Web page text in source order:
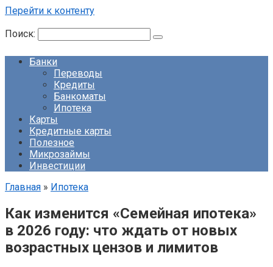
Перейти к контенту
Поиск:
Банки
Переводы
Кредиты
Банкоматы
Ипотека
Карты
Кредитные карты
Полезное
Микрозаймы
Инвестиции
Главная » Ипотека
Как изменится «Семейная ипотека»
в 2026 году: что ждать от новых
возрастных цензов и лимитов